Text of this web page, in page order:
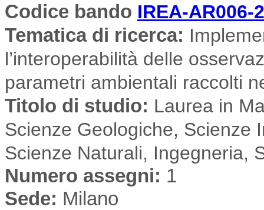
Codice bando IREA-AR006-
Tematica di ricerca:
l’interoperabilità delle
parametri ambientali raccolti
Titolo di studio: Laurea in
Scienze Geologiche, Scienze
Scienze Naturali, Ingegneria,
Numero assegni: 1
Sede: Milano